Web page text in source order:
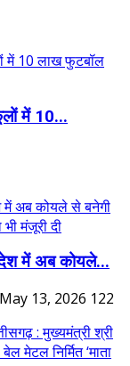
में 10...
देश में अब कोयले...
May 13, 2026 122